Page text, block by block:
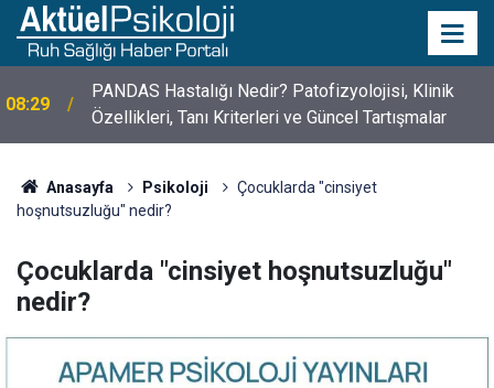
08:29
PANDAS Hastalığı Nedir? Patofizyolojisi, Klinik
Özellikleri, Tanı Kriterleri ve Güncel Tartışmalar
10:30
10 Mayıs Psikologlar Günü Nasıl Ortaya Çıktı? 10
Mayıs Tarihinin Hikayesi
Anasayfa Psikoloji
Çocuklarda "cinsiyet
hoşnutsuzluğu" nedir?
Çocuklarda "cinsiyet hoşnutsuzluğu"
nedir?